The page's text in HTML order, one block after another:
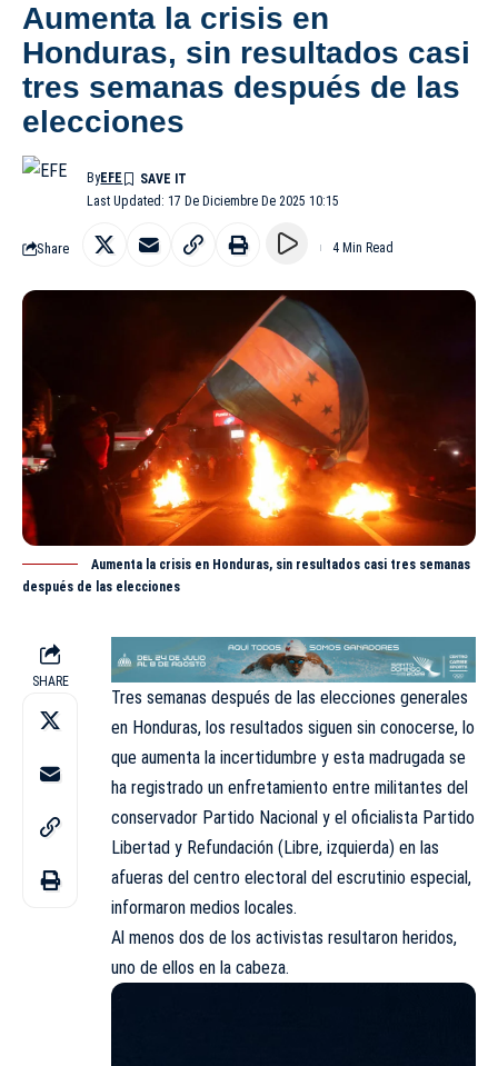
Aumenta la crisis en
Honduras, sin resultados casi
tres semanas después de las
elecciones
Last Updated: 17 De Diciembre De 2025 10:15
ByEFE
Share 4 Min Read
Aumenta la crisis en Honduras, sin resultados casi tres semanas
después de las elecciones
SHARE
Tres semanas después de las elecciones generales
en Honduras, los resultados siguen sin conocerse, lo
que aumenta la incertidumbre y esta madrugada se
ha registrado un enfretamiento entre militantes del
conservador Partido Nacional y el oficialista Partido
Libertad y Refundación (Libre, izquierda) en las
afueras del centro electoral del escrutinio especial,
informaron medios locales.
Al menos dos de los activistas resultaron heridos,
uno de ellos en la cabeza.